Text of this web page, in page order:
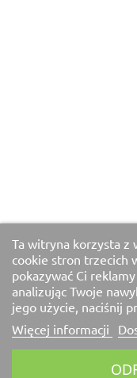
Ta witryna korzysta z
cookie stron trzecich
pokazywać Ci
analizując Twoje
jego użycie, naciśnij
Więcej informacji